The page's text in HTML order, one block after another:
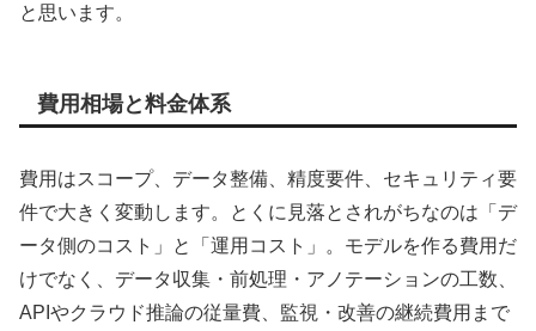
と思います。
費用相場と料金体系
費用はスコープ、データ整備、精度要件、セキュリティ要
件で大きく変動します。とくに見落とされがちなのは「デ
ータ側のコスト」と「運用コスト」。モデルを作る費用だ
けでなく、データ収集・前処理・アノテーションの工数、
APIやクラウド推論の従量費、監視・改善の継続費用まで